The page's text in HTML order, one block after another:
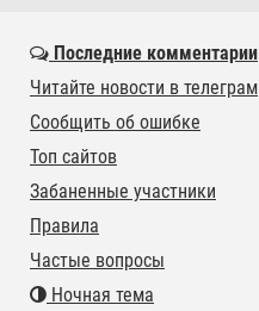
Последние комментарии
Читайте новости в телеграм
Сообщить об ошибке
Топ сайтов
Забаненные участники
Правила
Частые вопросы
Ночная тема